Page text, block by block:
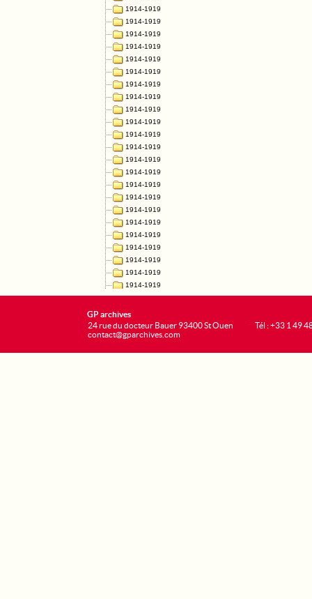
GP archives
24 rue du docteur Bauer 93400 St Ouen
contact@gparchives.com
Tél : +33 1 49